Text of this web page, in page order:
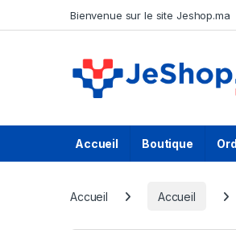
Bienvenue sur le site Jeshop.ma
Accueil Boutique
Accueil Accueil